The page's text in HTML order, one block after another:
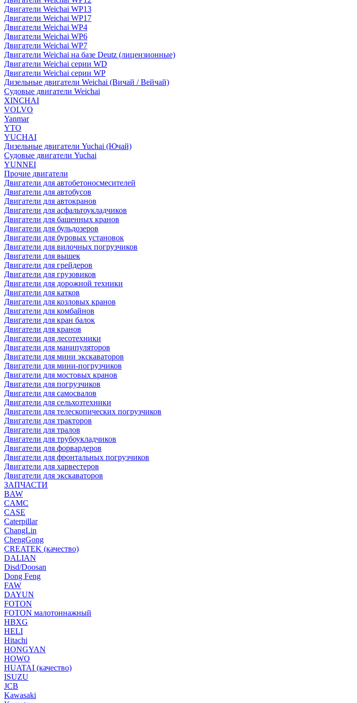
Двигатели Weichai WP13
Двигатели Weichai WP17
Двигатели Weichai WP4
Двигатели Weichai WP6
Двигатели Weichai WP7
Двигатели Weichai на базе Deutz (лицензионные)
Двигатели Weichai серии WD
Двигатели Weichai серии WP
Дизельные двигатели Weichai (Вичай / Вейчай)
Судовые двигатели Weichai
XINCHAI
VOLVO
Yanmar
YTO
YUCHAI
Дизельные двигатели Yuchai (Ючай)
Судовые двигатели Yuchai
YUNNEI
Прочие двигатели
Двигатели для автобетоносмесителей
Двигатели для автобусов
Двигатели для автокранов
Двигатели для асфальтоукладчиков
Двигатели для башенных кранов
Двигатели для бульдозеров
Двигатели для буровых установок
Двигатели для вилочных погрузчиков
Двигатели для вышек
Двигатели для грейдеров
Двигатели для грузовиков
Двигатели для дорожной техники
Двигатели для катков
Двигатели для козловых кранов
Двигатели для комбайнов
Двигатели для кран балок
Двигатели для кранов
Двигатели для лесотехники
Двигатели для манипуляторов
Двигатели для мини экскаваторов
Двигатели для мини-погрузчиков
Двигатели для мостовых кранов
Двигатели для погрузчиков
Двигатели для самосвалов
Двигатели для сельхозтехники
Двигатели для телескопических погрузчиков
Двигатели для тракторов
Двигатели для тралов
Двигатели для трубоукладчиков
Двигатели для форвардеров
Двигатели для фронтальных погрузчиков
Двигатели для харвестеров
Двигатели для экскаваторов
ЗАПЧАСТИ
BAW
CAMC
CASE
Caterpillar
ChangLin
ChengGong
CREATEK (качество)
DALIAN
Disd/Doosan
Dong Feng
FAW
DAYUN
FOTON
FOTON малотоннажный
HBXG
HELI
Hitachi
HONGYAN
HOWO
HUATAI (качество)
ISUZU
JCB
Kawasaki